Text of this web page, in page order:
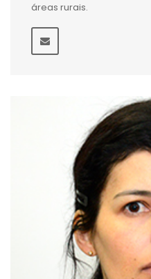
áreas rurais.